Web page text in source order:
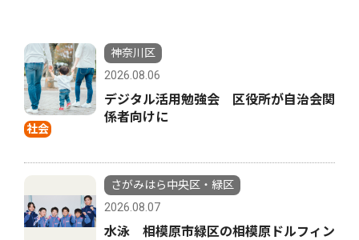
社会
神奈川区
2026.08.06
デジタル活用勉強会 区役所が自治会関
係者向けに
さがみはら中央区・緑区
2026.08.07
水泳 相模原市緑区の相模原ドルフィン